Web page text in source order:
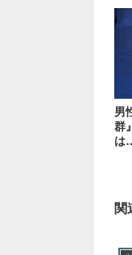
男
群
は
関